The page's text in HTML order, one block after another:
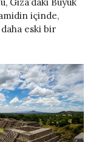
içinde,
eski bir